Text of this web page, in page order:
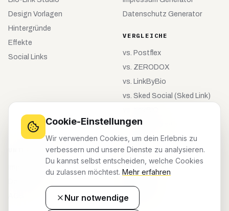
Design Vorlagen
Hintergründe
Effekte
Social Links
Datenschutz Generator
VERGLEICHE
vs. Postflex
vs. ZERODOX
vs. LinkByBio
vs. Sked Social (Sked Link)
vs.meinebio.site
UNTERNEHMEN KONTO
Registrieren
Dashboard
Cookie-Einstellungen
Wir verwenden Cookies, um dein Erlebnis zu
verbessern und unsere Dienste zu analysieren.
Du kannst selbst entscheiden, welche Cookies
du zulassen möchtest. Mehr erfahren
Nur notwendige